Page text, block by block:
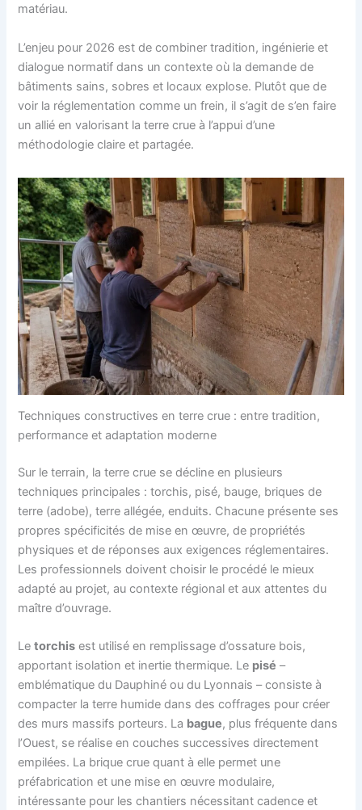
matériau.
L’enjeu pour 2026 est de combiner tradition, ingénierie et
dialogue normatif dans un contexte où la demande de
bâtiments sains, sobres et locaux explose. Plutôt que de
voir la réglementation comme un frein, il s’agit de s’en faire
un allié en valorisant la terre crue à l’appui d’une
méthodologie claire et partagée.
Techniques constructives en terre crue : entre tradition,
performance et adaptation moderne
Sur le terrain, la terre crue se décline en plusieurs
techniques principales : torchis, pisé, bauge, briques de
terre (adobe), terre allégée, enduits. Chacune présente ses
propres spécificités de mise en œuvre, de propriétés
physiques et de réponses aux exigences réglementaires.
Les professionnels doivent choisir le procédé le mieux
adapté au projet, au contexte régional et aux attentes du
maître d’ouvrage.
Letorchis est utilisé en remplissage d’ossature bois,
apportant isolation et inertie thermique. Le pisé –
emblématique du Dauphiné ou du Lyonnais – consiste à
compacter la terre humide dans des coffrages pour créer
des murs massifs porteurs. La bague, plus fréquente dans
l’Ouest, se réalise en couches successives directement
empilées. La brique crue quant à elle permet une
préfabrication et une mise en œuvre modulaire,
intéressante pour les chantiers nécessitant cadence et